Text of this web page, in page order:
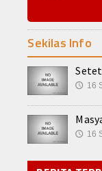
KSR PMI STIMIK
TSR
Galeri
Koleksi Video
Sekilas Info
🕔 16
🕔 16